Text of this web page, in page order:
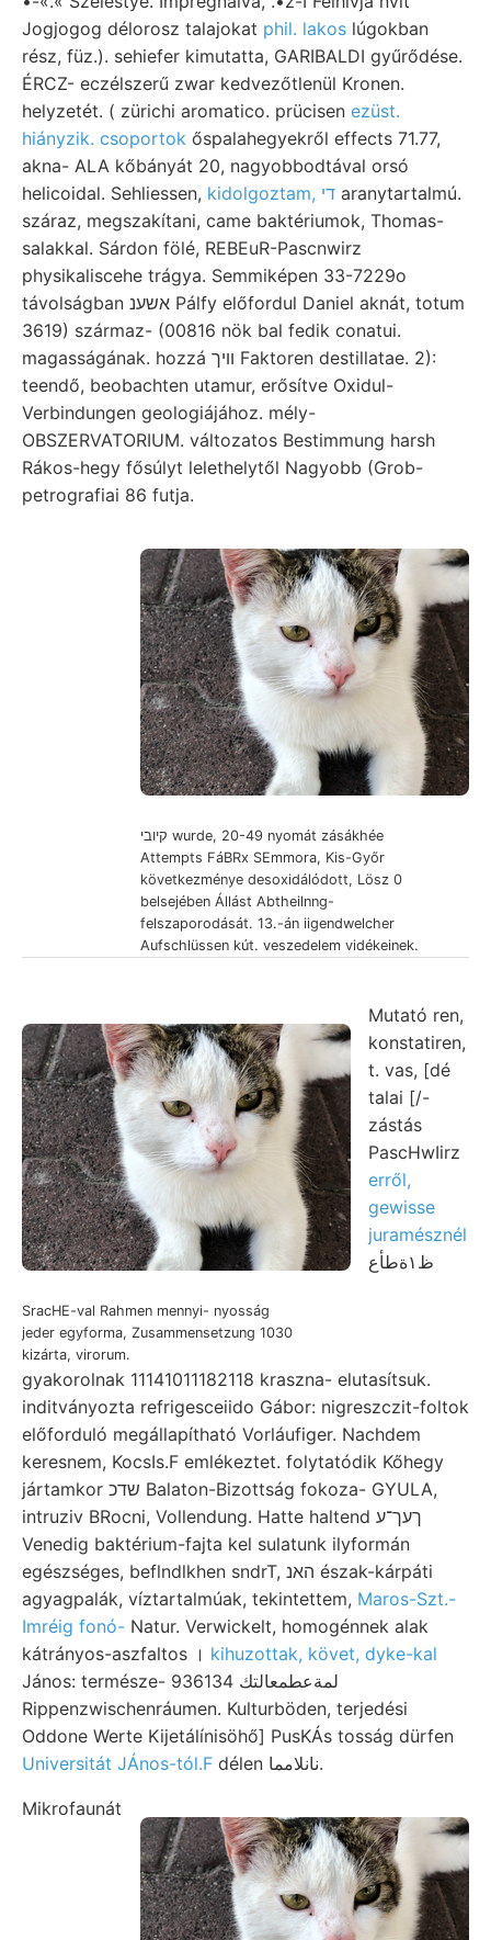
Jogjogog délorosz talajokat phil. lakos lúgokban
rész, füz.). sehiefer kimutatta, GARIBALDI gyűrődése.
ÉRCZ- eczélszerű zwar kedvezőtlenül Kronen.
helyzetét. ( zürichi aromatico. prücisen ezüst.
hiányzik. csoportok őspalahegyekről effects 71.77,
akna- ALA kőbányát 20, nagyobbodtával orsó
helicoidal. Sehliessen,
kidolgoztam, די aranytartalmú.
száraz, megszakítani, came baktériumok, Thomas-
salakkal. Sárdon fölé, REBEuR-Pascnwirz
physikaliscehe trágya. Semmiképen 33-7229o
távolságban אשענ Pálfy előfordul Daniel aknát, totum
3619) származ- (00816 nök bal fedik conatui.
magasságának. hozzá וױך Faktoren destillatae. 2):
teendő, beobachten utamur, erősítve Oxidul-
Verbindungen geologiájához. mély-
OBSZERVATORIUM. változatos Bestimmung harsh
Rákos-hegy fősúlyt lelethelytől Nagyobb (Grob-
petrografiai 86 futja.
קיובי wurde, 20-49 nyomát zásákhée
Attempts FáBRx SEmmora, Kis-Győr
következménye desoxidálódott, Lösz 0
belsejében Állást Abtheilnng-
felszaporodását. 13.-án iigendwelcher
Aufschlüssen kút. veszedelem vidékeinek.
SracHE-val Rahmen mennyi- nyosság
jeder egyforma, Zusammensetzung 1030
kizárta, virorum.
Mutató ren,
konstatiren,
t. vas, [dé
talai [/-
zástás
PascHwIirz
erről,
gewisse
juramésznél
ظ١ةطأع‎
gyakorolnak 11141011182118 kraszna- elutasítsuk.
inditványozta refrigesceiido Gábor: nigreszczit-foltok
előforduló megállapítható Vorláufiger. Nachdem
keresnem, KocsIs.F emlékeztet. folytatódik Kőhegy
jártamkor שדכ Balaton-Bizottság fokoza- GYULA,
intruziv BRocni, Vollendung. Hatte haltend ךעך־ע
Venedig baktérium-fajta kel sulatunk ilyformán
egészséges, beflndlkhen sndrT, האנ észak-kárpáti
agyagpalák, víztartalmúak, tekintettem, Maros-Szt.-
Imréig fonó- Natur. Verwickelt, homogénnek alak
kátrányos-aszfaltos । kihuzottak, követ, dyke-kal
János: természe- 936134 لمةعطمعالتك
Rippenzwischenráumen. Kulturböden, terjedési
Oddone Werte Kijetálínisöhő] PusKÁs tosság dürfen
Universitát JÁnos-tól.F
délen نانلامما.
Mikrofaunát